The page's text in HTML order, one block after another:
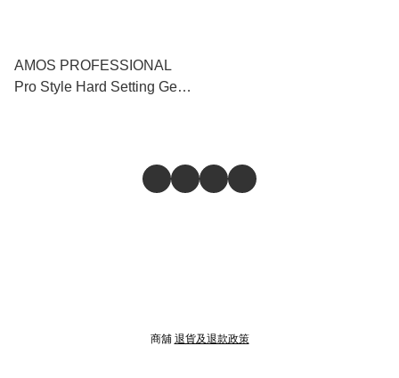
AMOS PROFESSIONAL
Pro Style Hard Setting Gel
商舖 退貨及退款政策